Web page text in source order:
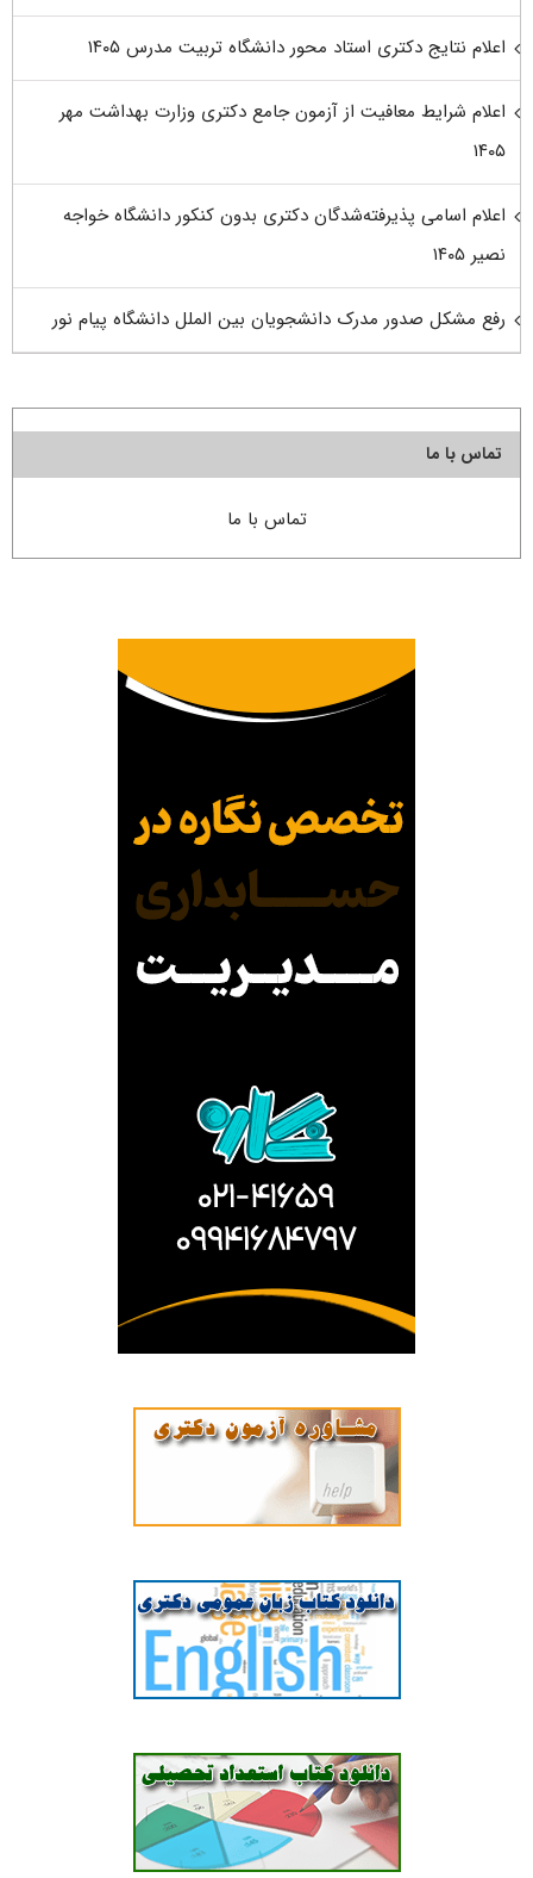
اعلام نتایج دکتری استاد محور دانشگاه تربیت مدرس ۱۴۰۵
اعلام شرایط معافیت از آزمون جامع دکتری وزارت بهداشت مهر
۱۴۰۵
اعلام اسامی پذیرفته‌شدگان دکتری بدون کنکور دانشگاه خواجه
نصیر ۱۴۰۵
رفع مشکل صدور مدرک دانشجویان بین الملل دانشگاه پیام نور
تماس با ما
تماس با ما